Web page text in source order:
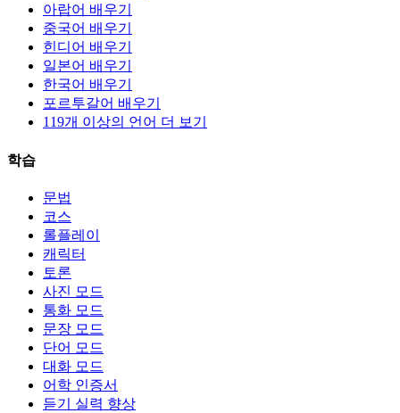
아랍어 배우기
중국어 배우기
힌디어 배우기
일본어 배우기
한국어 배우기
포르투갈어 배우기
119개 이상의 언어 더 보기
학습
문법
코스
롤플레이
캐릭터
토론
사진 모드
통화 모드
문장 모드
단어 모드
대화 모드
어학 인증서
듣기 실력 향상